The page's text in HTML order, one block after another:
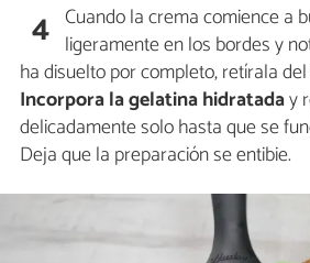
4 Cuando la crema comience a
ligeramente en los bordes y
ha disuelto por completo, retírala
Incorpora la gelatina hidrataday
delicadamente solo hasta que se
Deja que la preparación se entibie.